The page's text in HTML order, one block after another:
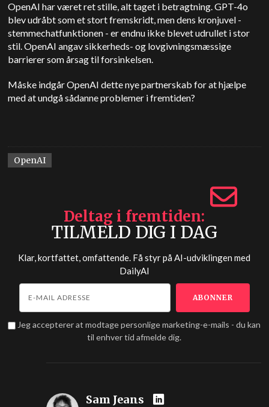
OpenAI har været ret stille, alt taget i betragtning. GPT-4o
blev udråbt som et stort fremskridt, men dens kronjuvel -
stemmechatfunktionen - er endnu ikke blevet udrullet i stor
stil. OpenAI angav sikkerheds- og lovgivningsmæssige
barrierer som årsag til forsinkelsen.
Måske indgår OpenAI dette nye partnerskab for at hjælpe
med at undgå sådanne problemer i fremtiden?
OpenAI
Deltag i fremtiden
TILMELD DIG I DAG
Klar, kortfattet, omfattende. Få styr på AI-udviklingen med
DailyAI
Jeg accepterer at modtage personlige marketing-e-mails - du kan
til enhver tid afmelde dig.
Sam Jeans